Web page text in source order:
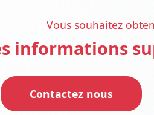
Vous souhaitez
informations
Contactez nous